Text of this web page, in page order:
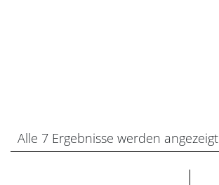
Alle 7 Ergebnisse werden angezeigt